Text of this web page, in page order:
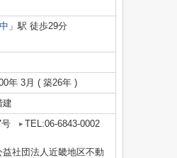
」駅 徒歩29分
年 3月 ( 築26年 )
建
TEL:06-6843-0002
社団法人近畿地区不動